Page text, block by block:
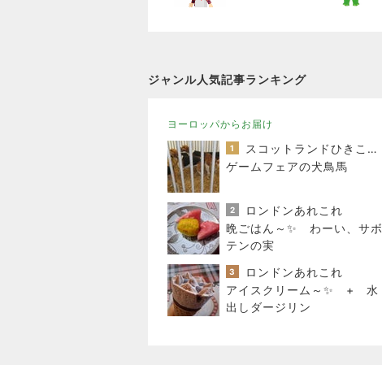
ジャンル人気記事ランキング
ヨーロッパからお届け
1
スコットランドひきこもり日記
ゲームフェアの犬鳥馬
2
ロンドンあれこれ
晩ごはん～✨ わーい、サボ
テンの実
3
ロンドンあれこれ
アイスクリーム～✨ + 水
出しダージリン